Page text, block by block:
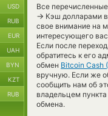
Все
→ Кэш долларами
свое внимание на
интересующего
Если после
обратитесь к его
обмен Bitcoin Cash
вручную. Если же
сообщить нам об
владельцем
обмена.
USD
RUB
EUR
UAH
BYN
KZT
RUB